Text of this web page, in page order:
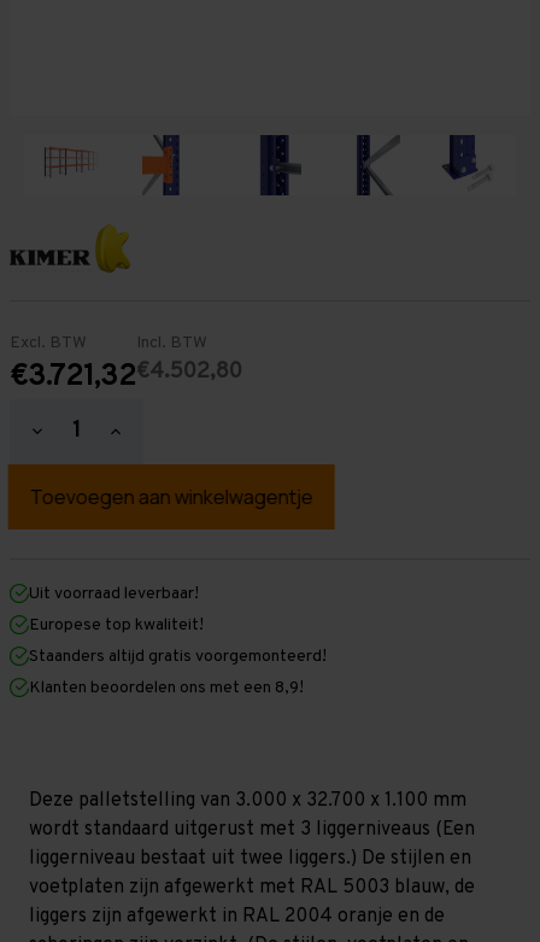
Excl. BTW
€3.721,32
Incl. BTW
€4.502,80
Hoeveelheid
verlagen
Palletstelling
mm
mm
x
1.100
mm
-
-
T80
Hoeveelheid
verhogen
Palletstelling
mm
mm
1.100
mm
(HxLxD)
-
T80
Uit voorraad leverbaar!
Europese top kwaliteit!
Staanders altijd gratis voorgemonteerd!
Klanten beoordelen ons met een 8,9!
Deze palletstelling van 3.000 x 32.700 x 1.100 mm
wordt standaard uitgerust met 3 liggerniveaus (Een
liggerniveau bestaat uit twee liggers.) De stijlen en
voetplaten zijn afgewerkt met RAL 5003 blauw, de
liggers zijn afgewerkt in RAL 2004 oranje en de